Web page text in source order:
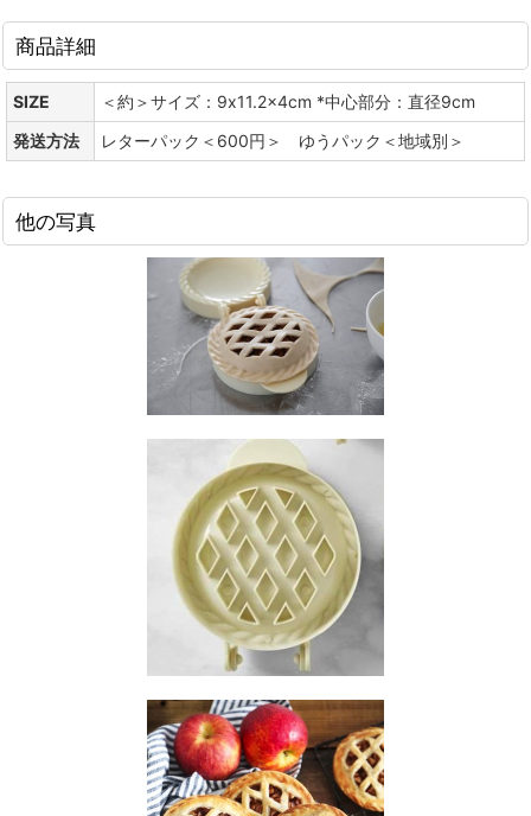
商品詳細
SIZE
＜約＞サイズ：9x11.2x4cm *中心部分：直径9cm
発送方法
レターパック＜600円＞ ゆうパック＜地域別＞
他の写真